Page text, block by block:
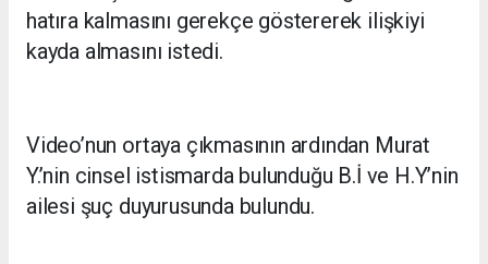
hatıra kalmasını gerekçe göstererek ilişkiyi
kayda almasını istedi.
Video’nun ortaya çıkmasının ardından Murat
Y.’nin cinsel istismarda bulunduğu B.İ ve H.Y’nin
ailesi şuç duyurusunda bulundu.